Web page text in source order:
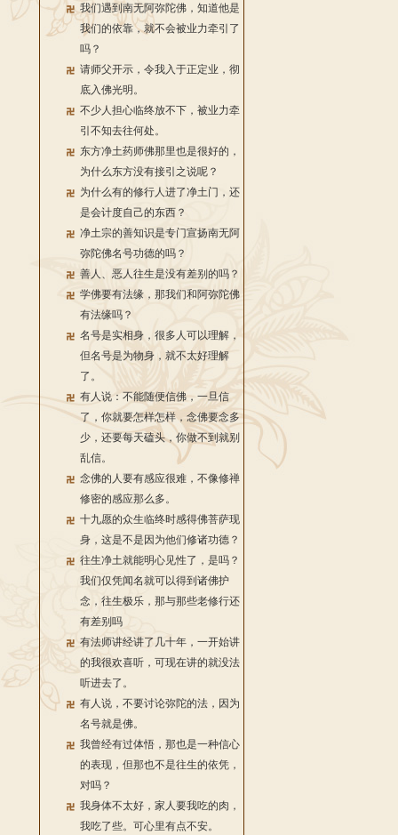
我们遇到南无阿弥陀佛，知道他是
我们的依靠，就不会被业力牵引了
吗？
请师父开示，令我入于正定业，彻
底入佛光明。
不少人担心临终放不下，被业力牵
引不知去往何处。
东方净土药师佛那里也是很好的，
为什么东方没有接引之说呢？
为什么有的修行人进了净土门，还
是会计度自己的东西？
净土宗的善知识是专门宣扬南无阿
弥陀佛名号功德的吗？
善人、恶人往生是没有差别的吗？
学佛要有法缘，那我们和阿弥陀佛
有法缘吗？
名号是实相身，很多人可以理解，
但名号是为物身，就不太好理解
了。
有人说：不能随便信佛，一旦信
了，你就要怎样怎样，念佛要念多
少，还要每天磕头，你做不到就别
乱信。
念佛的人要有感应很难，不像修禅
修密的感应那么多。
十九愿的众生临终时感得佛菩萨现
身，这是不是因为他们修诸功德？
往生净土就能明心见性了，是吗？
我们仅凭闻名就可以得到诸佛护
念，往生极乐，那与那些老修行还
有差别吗
有法师讲经讲了几十年，一开始讲
的我很欢喜听，可现在讲的就没法
听进去了。
有人说，不要讨论弥陀的法，因为
名号就是佛。
我曾经有过体悟，那也是一种信心
的表现，但那也不是往生的依凭，
对吗？
我身体不太好，家人要我吃的肉，
我吃了些。可心里有点不安。